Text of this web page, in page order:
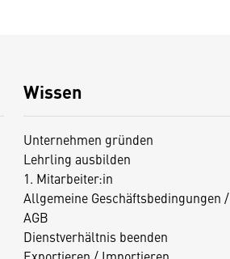
Wissen
Unternehmen gründen
Lehrling ausbilden
1. Mitarbeiter:in
Allgemeine Geschäftsbedingungen /
AGB
Dienstverhältnis beenden